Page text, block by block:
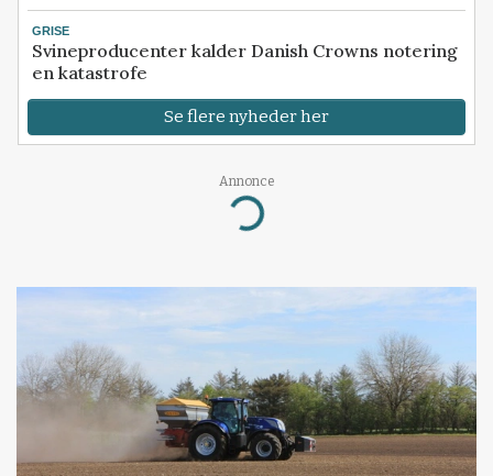
GRISE
Svineproducenter kalder Danish Crowns notering
en katastrofe
Se flere nyheder her
Annonce
Loading...